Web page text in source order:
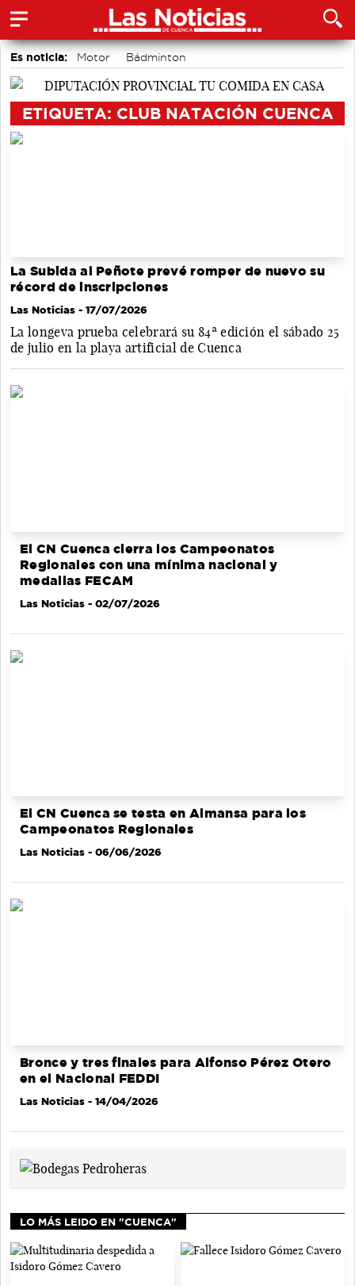
Es noticia: Motor
Bádminton
Actividades culturales en Cuenca
accidentes laborales
ETIQUETA: CLUB NATACIÓN CUENCA
La Subida al Peñote prevé romper de nuevo su
récord de inscripciones
Las Noticias - 17/07/2026
La longeva prueba celebrará su 84ª edición el sábado 25
de julio en la playa artificial de Cuenca
El CN Cuenca cierra los Campeonatos
Regionales con una mínima nacional y
medallas FECAM
Las Noticias - 02/07/2026
El CN Cuenca se testa en Almansa para los
Campeonatos Regionales
Las Noticias - 06/06/2026
Bronce y tres finales para Alfonso Pérez Otero
en el Nacional FEDDI
Las Noticias - 14/04/2026
LO MÁS LEIDO EN "CUENCA"